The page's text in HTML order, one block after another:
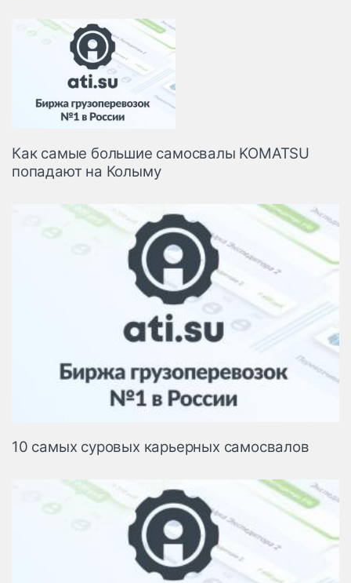
Как самые большие самосвалы KOMATSU
попадают на Колыму
10 самых суровых карьерных самосвалов